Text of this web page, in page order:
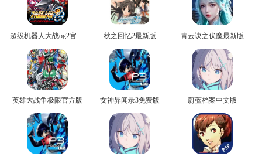
超级机器人大战og2官方版 秋之回忆2最新版 青云诀之伏魔最新版
英雄大战争极限官方版 女神异闻录3免费版 蔚蓝档案中文版